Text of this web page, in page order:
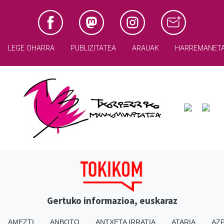
LEGE OHARRA PUBLIZITATEA ARAUAK
Gertuko informazioa, euskaraz
AMEZTI ANBOTO ANTXETA IRRATIA ATARIA